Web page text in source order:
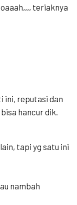
teriaknya
ini, reputasi dan
hancur dik.
tapi yg satu ini
nambah